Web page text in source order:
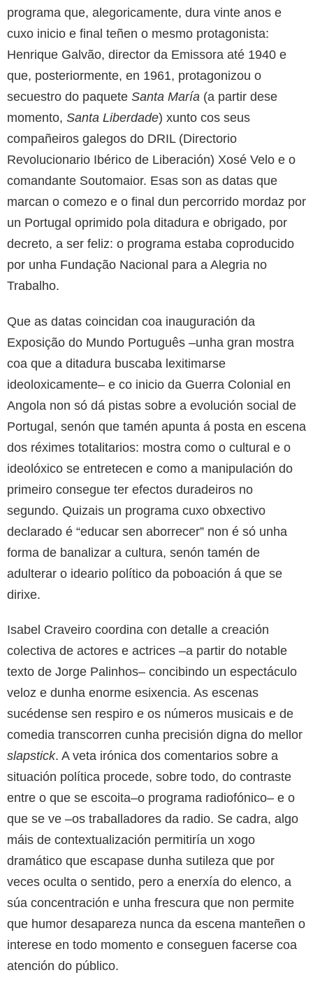
programa que, alegoricamente, dura vinte anos e
cuxo inicio e final teñen o mesmo protagonista:
Henrique Galvão, director da Emissora até 1940 e
que, posteriormente, en 1961, protagonizou o
secuestro do paquete Santa María (a partir dese
momento, Santa Liberdade) xunto cos seus
compañeiros galegos do DRIL (Directorio
Revolucionario Ibérico de Liberación) Xosé Velo e o
comandante Soutomaior. Esas son as datas que
marcan o comezo e o final dun percorrido mordaz por
un Portugal oprimido pola ditadura e obrigado, por
decreto, a ser feliz: o programa estaba coproducido
por unha Fundação Nacional para a Alegria no
Trabalho.
Que as datas coincidan coa inauguración da
Exposição do Mundo Português –unha gran mostra
coa que a ditadura buscaba lexitimarse
ideoloxicamente– e co inicio da Guerra Colonial en
Angola non só dá pistas sobre a evolución social de
Portugal, senón que tamén apunta á posta en escena
dos réximes totalitarios: mostra como o cultural e o
ideolóxico se entretecen e como a manipulación do
primeiro consegue ter efectos duradeiros no
segundo. Quizais un programa cuxo obxectivo
declarado é “educar sen aborrecer” non é só unha
forma de banalizar a cultura, senón tamén de
adulterar o ideario político da poboación á que se
dirixe.
Isabel Craveiro coordina con detalle a creación
colectiva de actores e actrices –a partir do notable
texto de Jorge Palinhos– concibindo un espectáculo
veloz e dunha enorme esixencia. As escenas
sucédense sen respiro e os números musicais e de
comedia transcorren cunha precisión digna do mellor
slapstick. A veta irónica dos comentarios sobre a
situación política procede, sobre todo, do contraste
entre o que se escoita–o programa radiofónico– e o
que se ve –os traballadores da radio. Se cadra, algo
máis de contextualización permitiría un xogo
dramático que escapase dunha sutileza que por
veces oculta o sentido, pero a enerxía do elenco, a
súa concentración e unha frescura que non permite
que humor desapareza nunca da escena manteñen o
interese en todo momento e conseguen facerse coa
atención do público.